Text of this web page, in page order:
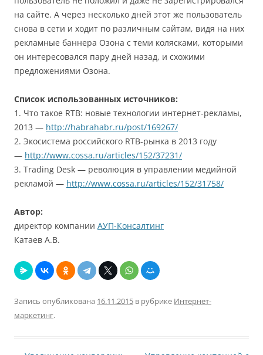
на сайте. А через несколько дней этот же пользователь
снова в сети и ходит по различным сайтам, видя на них
рекламные баннера Озона с теми колясками, которыми
он интересовался пару дней назад, и схожими
предложениями Озона.
Список использованных источников:
1. Что такое RTB: новые технологии интернет-рекламы,
2013 — http://habrahabr.ru/post/169267/
2. Экосистема российского RTB-рынка в 2013 году
— http://www.cossa.ru/articles/152/37231/
3. Trading Desk — революция в управлении медийной
рекламой — http://www.cossa.ru/articles/152/31758/
Автор:
директор компании АУП-Консалтинг
Катаев А.В.
Запись опубликована 16.11.2015 в рубрике Интернет-
маркетинг.